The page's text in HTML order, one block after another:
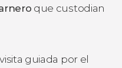
que custodian
guiada por el